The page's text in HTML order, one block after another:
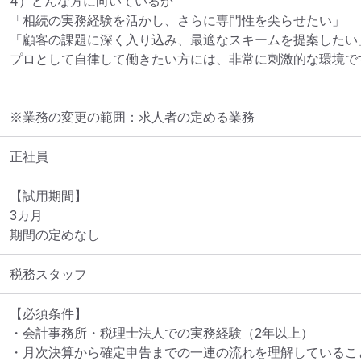
「相続の実務経験を活かし、さらに専門性を尖らせたい」
「顧客の課題に深く入り込み、最適なスキームを提案したい
プロとして自律して働きたい方には、非常に刺激的な環境で
※業務の変更の範囲：求人者の定める業務
正社員
【試用期間】
3カ月
期間の定めなし
税務スタッフ
【必須条件】
・会計事務所・税理士法人での実務経験（2年以上）
・月次決算から確定申告までの一連の流れを理解しているこ